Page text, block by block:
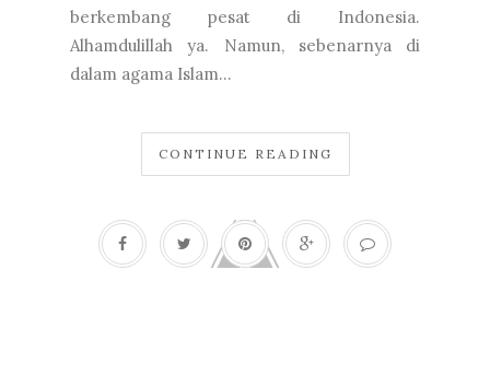
berkembang pesat di Indonesia.
Alhamdulillah ya. Namun, sebenarnya di
dalam agama Islam...
CONTINUE READING